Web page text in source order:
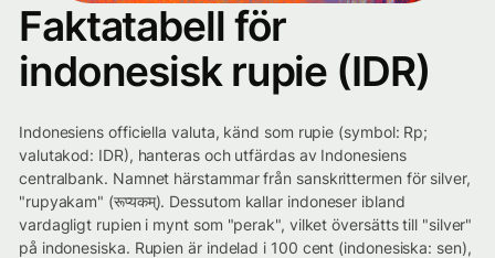
Faktatabell för
indonesisk rupie (IDR)
Indonesiens officiella valuta, känd som rupie (symbol: Rp;
valutakod: IDR), hanteras och utfärdas av Indonesiens
centralbank. Namnet härstammar från sanskrittermen för silver,
"rupyakam" (रूप्यकम्). Dessutom kallar indoneser ibland
vardagligt rupien i mynt som "perak", vilket översätts till "silver"
på indonesiska. Rupien är indelad i 100 cent (indonesiska: sen),